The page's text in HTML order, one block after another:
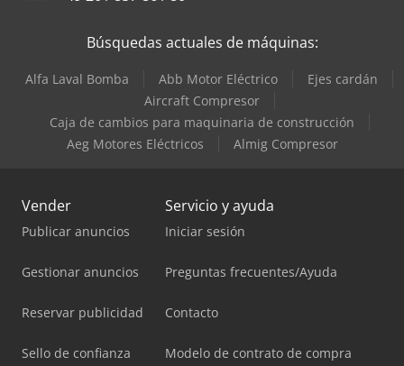
Búsquedas actuales de máquinas:
Alfa Laval Bomba Abb Motor Eléctrico
Ejes cardán
Aircraft Compresor
Caja de cambios para maquinaria de construcción
Aeg Motores Eléctricos
Almig Compresor
Vender
Publicar anuncios
Gestionar anuncios
Reservar publicidad
Sello de confianza
Servicio y ayuda
Iniciar sesión
Preguntas frecuentes/Ayuda
Contacto
Modelo de contrato de compra